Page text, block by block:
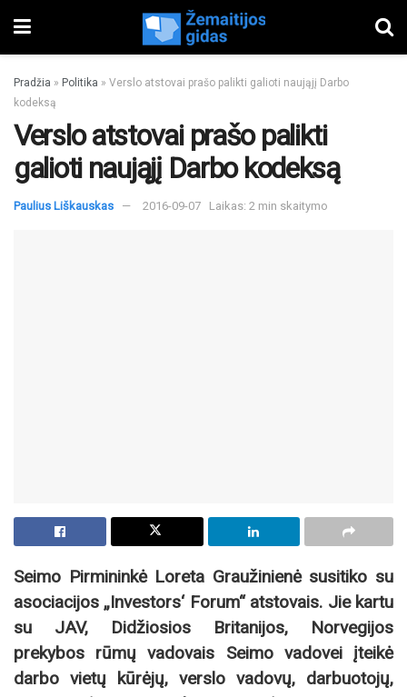
Pradžia » Politika » Verslo atstovai prašo palikti galioti naująjį Darbo
kodeksą
Verslo atstovai prašo palikti
galioti naująjį Darbo kodeksą
Paulius Liškauskas 2016-09-07 Laikas: 2 min skaitymo
Seimo Pirmininkė Loreta Graužinienė susitiko su
asociacijos „Investors‘ Forum“ atstovais. Jie kartu
su JAV, Didžiosios Britanijos, Norvegijos
prekybos rūmų vadovais Seimo vadovei įteikė
darbo vietų kūrėjų, verslo vadovų, darbuotojų,